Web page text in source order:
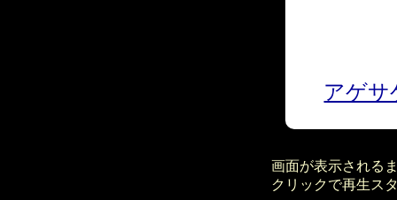
画面が表示される
クリックで再生ス